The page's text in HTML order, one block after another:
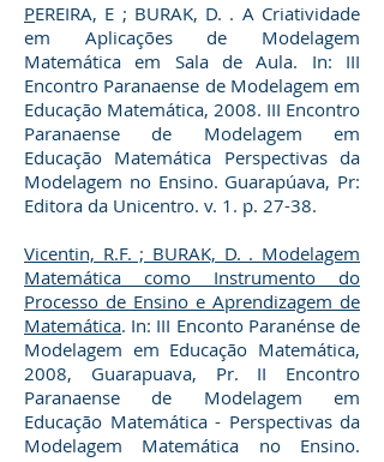
PEREIRA, E ; BURAK, D. . A Criatividade
em Aplicações de Modelagem
Matemática em Sala de Aula. In: III
Encontro Paranaense de Modelagem em
Educação Matemática, 2008. III Encontro
Paranaense de Modelagem em
Educação Matemática Perspectivas da
Modelagem no Ensino. Guarapúava, Pr:
Editora da Unicentro. v. 1. p. 27-38.
Vicentin, R.F. ; BURAK, D. . Modelagem
Matemática como Instrumento do
Processo de Ensino e Aprendizagem de
Matemática. In: III Enconto Paranénse de
Modelagem em Educação Matemática,
2008, Guarapuava, Pr. II Encontro
Paranaense de Modelagem em
Educação Matemática - Perspectivas da
Modelagem Matemática no Ensino.